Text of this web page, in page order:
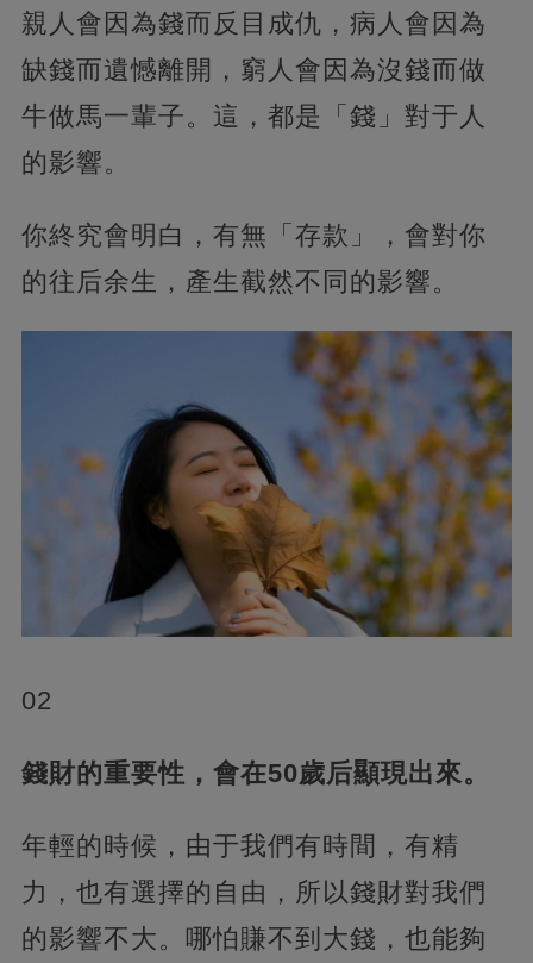
親人會因為錢而反目成仇，病人會因為
缺錢而遺憾離開，窮人會因為沒錢而做
牛做馬一輩子。這，都是「錢」對于人
的影響。
你終究會明白，有無「存款」，會對你
的往后余生，產生截然不同的影響。
02
錢財的重要性，會在50歲后顯現出來。
年輕的時候，由于我們有時間，有精
力，也有選擇的自由，所以錢財對我們
的影響不大。哪怕賺不到大錢，也能夠